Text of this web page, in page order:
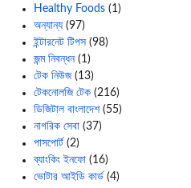
Healthy Foods (1)
অন্যান্য (97)
ইন্টারনেট টিপস (98)
জন্ম নিবন্ধন(1)
টেক নিউজ(13)
টেকনোলজি টেক (216)
ডিজিটাল বাংলাদেশ(55)
নাগরিক সেবা (37)
পাসপোর্ট (2)
ব্যাংকিং ইনফো (16)
ভোটার আইডি কার্ড (4)